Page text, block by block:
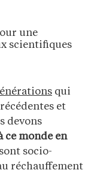
une
scientifiques
qui
et
devons
ce monde en
socio-
réchauffement